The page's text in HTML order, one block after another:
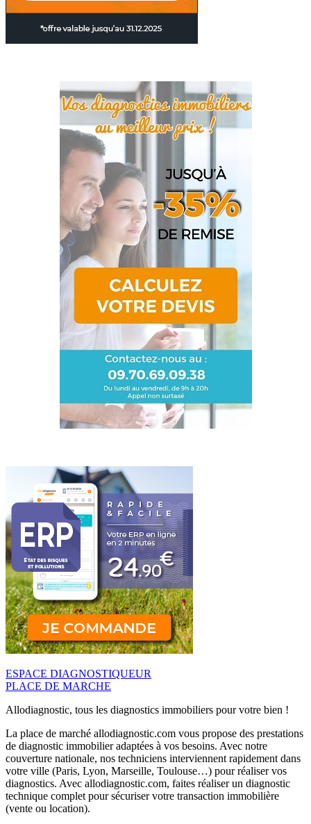
ESPACE DIAGNOSTIQUEUR
PLACE DE MARCHE
Allodiagnostic, tous les diagnostics immobiliers pour votre bien !
La place de marché allodiagnostic.com vous propose des prestations
de diagnostic immobilier adaptées à vos besoins. Avec notre
couverture nationale, nos techniciens interviennent rapidement dans
votre ville (Paris, Lyon, Marseille, Toulouse…) pour réaliser vos
diagnostics. Avec allodiagnostic.com, faites réaliser un diagnostic
technique complet pour sécuriser votre transaction immobilière
(vente ou location).